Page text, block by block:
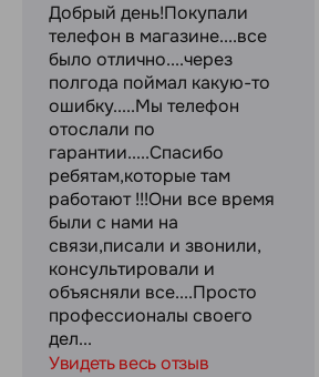
Добрый день!Покупали
телефон в магазине....все
было отлично....через
полгода поймал какую-то
ошибку.....Мы телефон
отослали по
гарантии.....Спасибо
ребятам,которые там
работают !!!Они все время
были с нами на
связи,писали и звонили,
консультировали и
объясняли все....Просто
профессионалы своего
дел...
Увидеть весь отзыв